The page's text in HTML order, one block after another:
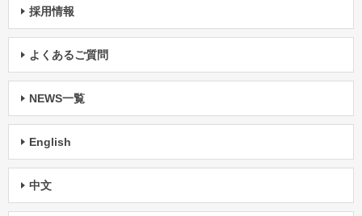
採用情報
よくあるご質問
NEWS一覧
English
中文